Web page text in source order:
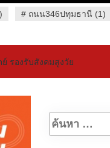
# ถนน346ปทุมธานี (1)
รองรับสังคมสูงวัย